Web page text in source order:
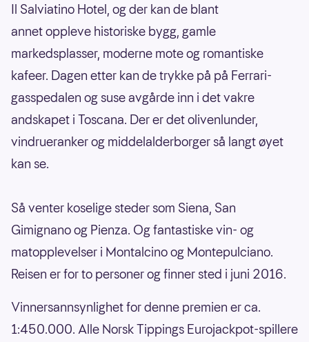
Il Salviatino Hotel, og der kan de blant
annet oppleve historiske bygg, gamle
markedsplasser, moderne mote og romantiske
kafeer. Dagen etter kan de trykke på på Ferrari-
gasspedalen og suse avgårde inn i det vakre
andskapet i Toscana. Der er det olivenlunder,
vindrueranker og middelalderborger så langt øyet
kan se.
Så venter koselige steder som Siena, San
Gimignano og Pienza. Og fantastiske vin- og
matopplevelser i Montalcino og Montepulciano.
Reisen er for to personer og finner sted i juni 2016.
Vinnersannsynlighet for denne premien er ca.
1:450.000. Alle Norsk Tippings Eurojackpot-spillere